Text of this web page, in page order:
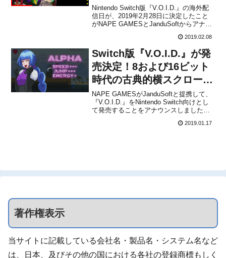
タイトルに触発された横ス
クロールアクションアドベ
Nintendo Switch版『V.O.I.D.』の海外配
信日が、2019年2月28日に決定したこと
がNAPE GAMESとJanduSoftからアナウ
$3.99に設定されています。※事前予約で
15％の割引があります。Ya puedes rea...
2019.02.08
Switch版『V.O.I.D.』が発
売決定！8および16ビット
時代の古典的横スクロール
アクションアドベンチャー
ゲーム
NAPE GAMESがJanduSoftと提携して、
『V.O.I.D.』をNintendo Switch向けとし
て発売することをアナウンスしました。
登場する予定です。Thanks to
2019.01.17
著作権表示
当サイトに記載している会社名・製品名・システム名など
は、日本、及びその他の国における各社の登録商標もしく